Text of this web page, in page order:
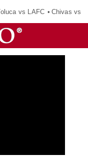
vs LAFC Chivas vs